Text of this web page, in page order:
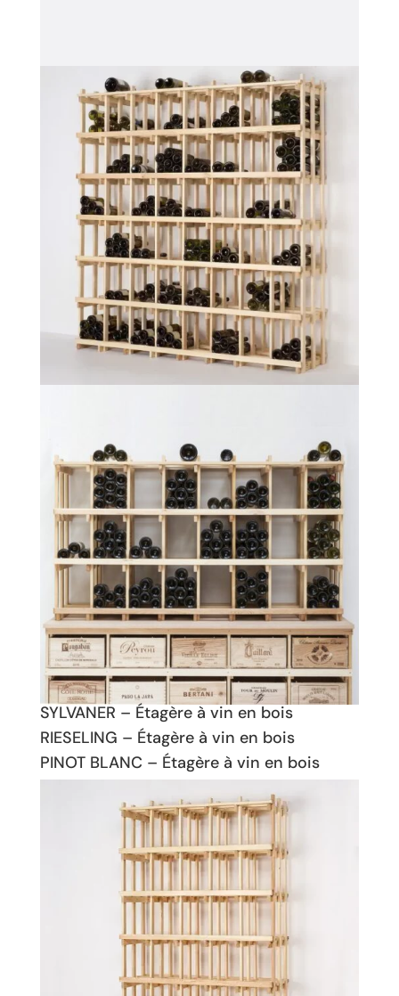
SYLVANER – Étagère à vin en bois
RIESELING – Étagère à vin en bois
PINOT BLANC – Étagère à vin en bois